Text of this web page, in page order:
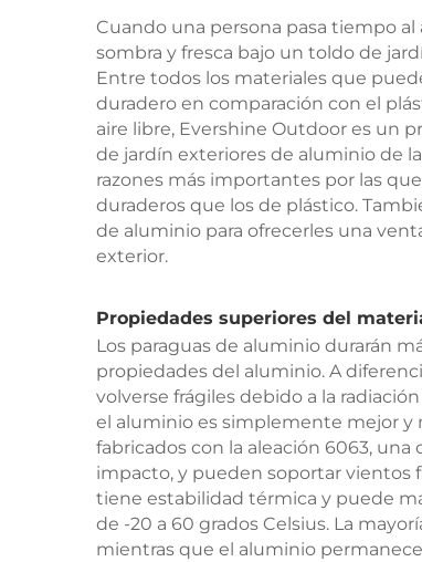
Cuando una persona pasa tiempo
sombra y fresca bajo un toldo de
Entre todos los materiales que
duradero en comparación con el
aire libre, Evershine Outdoor es un
de jardín exteriores de aluminio de
razones más importantes por las
duraderos que los de plástico.
de aluminio para ofrecerles una
exterior.
Propiedades superiores del
Los paraguas de aluminio durarán
propiedades del aluminio. A
volverse frágiles debido a la
el aluminio es simplemente mejor y
fabricados con la aleación 6063, una
impacto, y pueden soportar vientos
tiene estabilidad térmica y puede
de -20 a 60 grados Celsius. La
mientras que el aluminio